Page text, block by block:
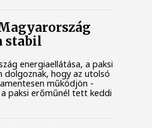
stabil
energiaellátása, a paksi
dolgoznak, hogy az utolsó
működjön -
paksi erőműnél tett keddi